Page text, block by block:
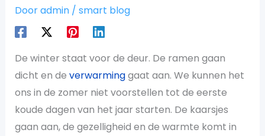
Dooradmin / smart blog
De winter staat voor de deur. De ramen gaan
dicht en de verwarminggaat aan. We kunnen het
ons in de zomer niet voorstellen tot de eerste
koude dagen van het jaar starten. De kaarsjes
gaan aan, de gezelligheid en de warmte komt in